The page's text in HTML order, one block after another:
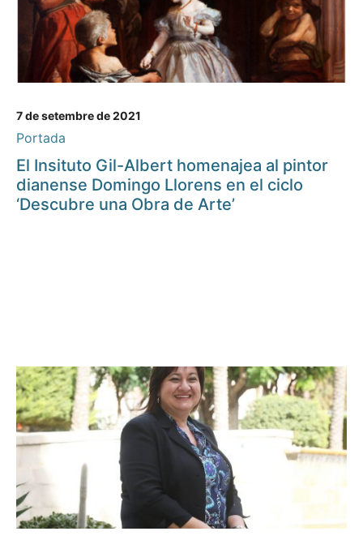
7 de setembre de 2021
Portada
El Insituto Gil-Albert homenajea al pintor
dianense Domingo Llorens en el ciclo
‘Descubre una Obra de Arte’